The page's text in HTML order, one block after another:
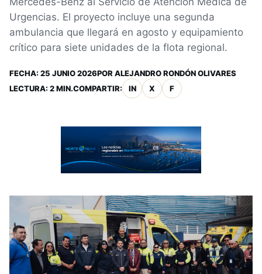
Urgencias. El proyecto incluye una segunda
ambulancia que llegará en agosto y equipamiento
crítico para siete unidades de la flota regional.
FECHA: 25 JUNIO 2026POR ALEJANDRO RONDÓN OLIVARES
LECTURA: 2 MIN.COMPARTIR: IN X F